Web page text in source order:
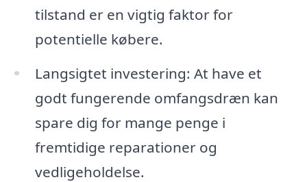
tilstand er en vigtig faktor for
potentielle købere.
Langsigtet investering: At have et
godt fungerende omfangsdræn kan
spare dig for mange penge i
fremtidige reparationer og
vedligeholdelse.